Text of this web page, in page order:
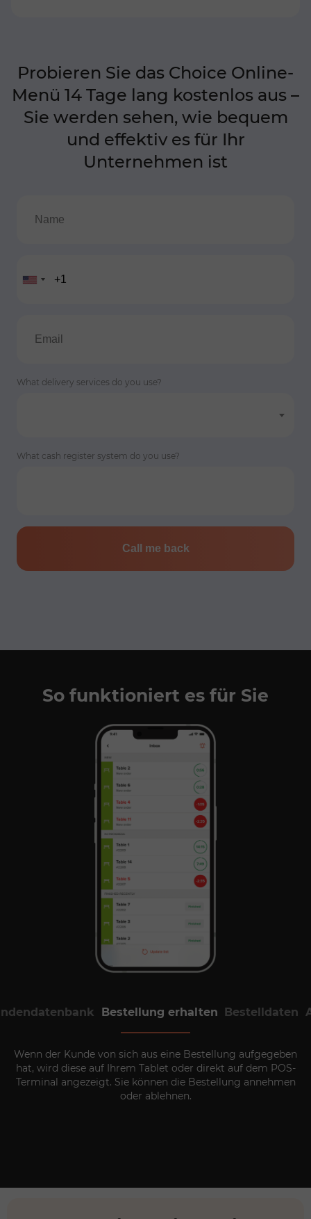
Probieren Sie das Choice Online-
Menü 14 Tage lang kostenlos aus –
Sie werden sehen, wie bequem
und effektiv es für Ihr
Unternehmen ist
What delivery services do you use?
What cash register system do you use?
Call me back
So funktioniert es für Sie
Wenn der Kunde von sich aus eine Bestellung aufgegeben
hat, wird diese auf Ihrem Tablet oder direkt auf dem POS-
Terminal angezeigt. Sie können die Bestellung annehmen
oder ablehnen.
Bestellung erhalten Bestelldaten